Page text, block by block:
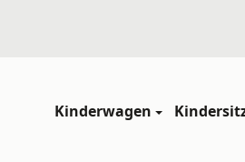
Kinderwagen